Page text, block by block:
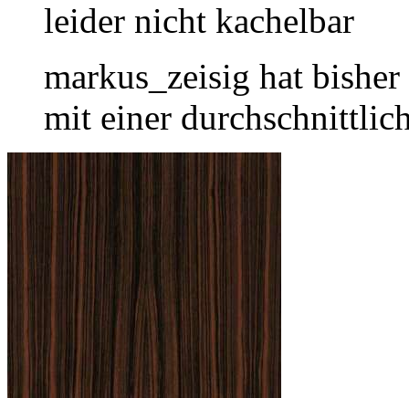
leider nicht kachelbar
markus_zeisig hat
mit einer